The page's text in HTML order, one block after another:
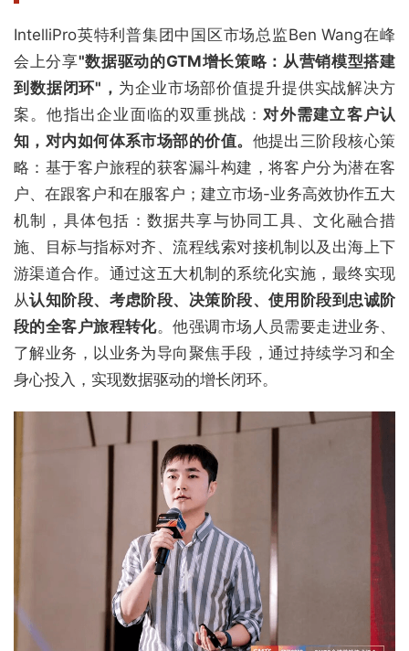
IntelliPro英特利普集团中国区市场总监Ben Wang在峰
会上分享"数据驱动的GTM增长策略：从营销模型搭建
到数据闭环"， 为企业市场部价值提升提供实战解决方
案。他指出企业面临的双重挑战： 对外需建立客户认
知，对内如何体系市场部的价值。 他提出三阶段核心策
略：基于客户旅程的获客漏斗构建，将客户分为潜在客
户、在跟客户和在服客户；建立市场-业务高效协作五大
机制，具体包括：数据共享与协同工具、文化融合措
施、目标与指标对齐、流程线索对接机制以及出海上下
游渠道合作。通过这五大机制的系统化实施，最终实现
从认知阶段、考虑阶段、决策阶段、使用阶段到忠诚阶
段的全客户旅程转化。他强调市场人员需要走进业务、
了解业务，以业务为导向聚焦手段，通过持续学习和全
身心投入，实现数据驱动的增长闭环。